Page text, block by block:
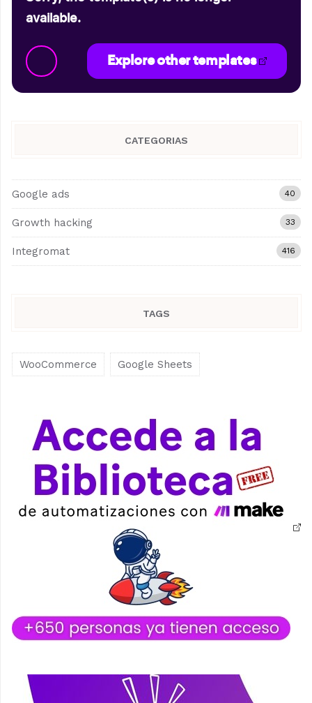
available.
Explore other templates
CATEGORIAS
Google ads 40
Growth hacking 33
Integromat 416
TAGS
WooCommerce Google Sheets